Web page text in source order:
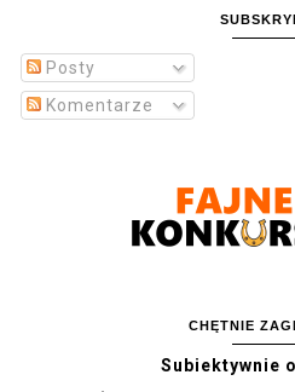
Posty
Komentarze
CHĘTNIE
Subiektywnie